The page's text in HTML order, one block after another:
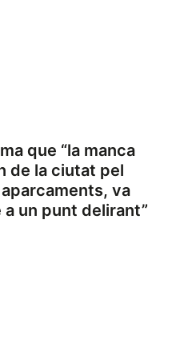
que “la manca
de la ciutat pel
va
un punt delirant”